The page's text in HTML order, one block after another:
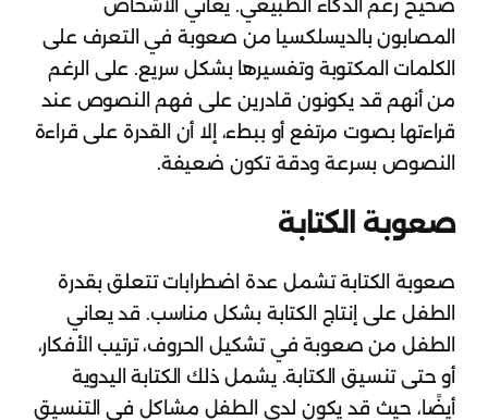
صحيح رغم الذكاء الطبيعي. يعاني الأشخاص
المصابون بالديسلكسيا من صعوبة في التعرف على
الكلمات المكتوبة وتفسيرها بشكل سريع. على الرغم
من أنهم قد يكونون قادرين على فهم النصوص عند
قراءتها بصوت مرتفع أو ببطء، إلا أن القدرة على قراءة
النصوص بسرعة ودقة تكون ضعيفة.
صعوبة الكتابة
صعوبة الكتابة تشمل عدة اضطرابات تتعلق بقدرة
الطفل على إنتاج الكتابة بشكل مناسب. قد يعاني
الطفل من صعوبة في تشكيل الحروف، ترتيب الأفكار،
أو حتى تنسيق الكتابة. يشمل ذلك الكتابة اليدوية
أيضًا، حيث قد يكون لدى الطفل مشاكل في التنسيق